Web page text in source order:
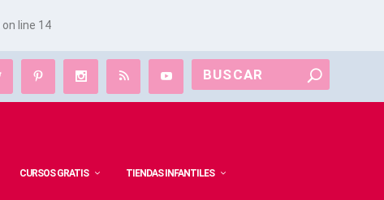
on line 14
CURSOS GRATIS TIENDAS INFANTILES